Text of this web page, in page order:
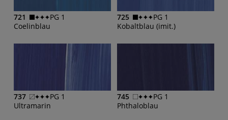
721
PG 1
Coelinblau
725
PG 1
Kobaltblau (imit.)
737
PG 1
Ultramarin
745
PG 1
Phthaloblau